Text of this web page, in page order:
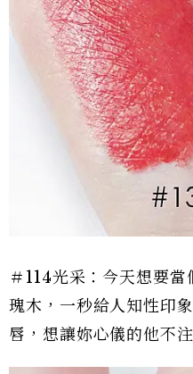
＃114光采：今天想要
瑰木，一秒給人知性印
唇，想讓妳心儀的他不